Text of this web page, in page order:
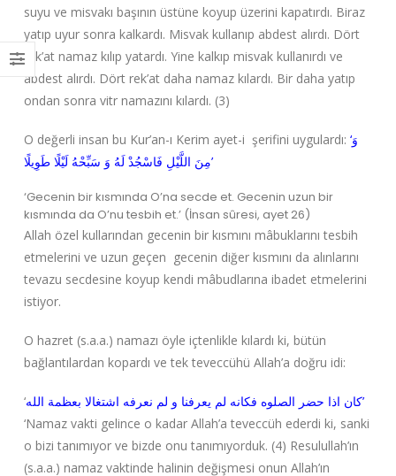
suyu ve misvakı başının üstüne koyup üzerini kapatırdı. Biraz
yatıp uyur sonra kalkardı. Misvak kullanıp abdest alırdı. Dört
rek’at namaz kılıp yatardı. Yine kalkıp misvak kullanırdı ve
abdest alırdı. Dört rek’at daha namaz kılardı. Bir daha yatıp
ondan sonra vitr namazını kılardı. (3)
O değerli insan bu Kur’an-ı Kerim ayet-i şerifini uygulardı: ‘وَ
مِنَ اللَّيْلِ فَاسْجُدْ لَهُ وَ سَبِّحْهُ لَيْلًا طَوِيلًا’
‘Gecenin bir kısmında O’na secde et. Gecenin uzun bir
kısmında da O’nu tesbih et.’ (İnsan sûresi, ayet 26)
Allah özel kullarından gecenin bir kısmını mâbuklarını tesbih
etmelerini ve uzun geçen gecenin diğer kısmını da alınlarını
tevazu secdesine koyup kendi mâbudlarına ibadet etmelerini
istiyor.
O hazret (s.a.a.) namazı öyle içtenlikle kılardı ki, bütün
bağlantılardan kopardı ve tek teveccühü Allah’a doğru idi:
‘
كان اذا حضر الصلوه فكانه لم يعرفنا و لم نعرفه اشتغالا بعظمة الله’
‘Namaz vakti gelince o kadar Allah’a teveccüh ederdi ki, sanki
o bizi tanımıyor ve bizde onu tanımıyorduk. (4) Resulullah’ın
(s.a.a.) namaz vaktinde halinin değişmesi onun Allah’ın